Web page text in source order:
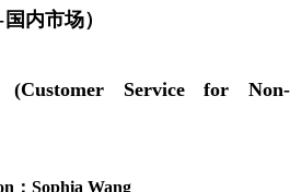
联系人-国内市场）
Service for Non-
: 王小姐
Wang